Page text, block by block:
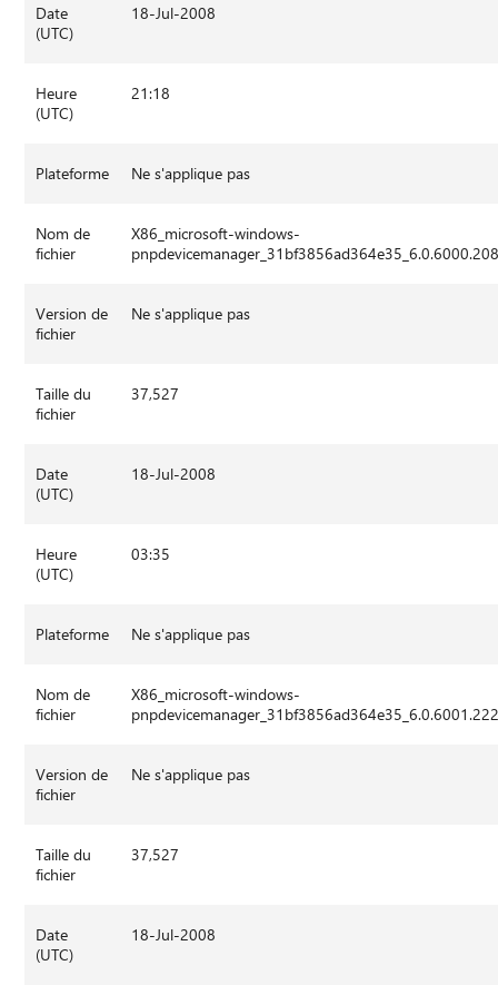
Date
(UTC)
18-Jul-2008
Heure
(UTC)
21:18
Plateforme Ne s'applique pas
Nom de
fichier
X86_microsoft-windows-
Version de
fichier
Ne s'applique pas
Taille du
fichier
37,527
Date
(UTC)
18-Jul-2008
Heure
(UTC)
03:35
Plateforme Ne s'applique pas
Nom de
fichier
X86_microsoft-windows-
Version de
fichier
Ne s'applique pas
Taille du
fichier
37,527
Date
(UTC)
18-Jul-2008